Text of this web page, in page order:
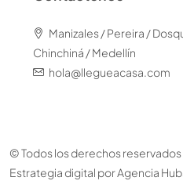
Manizales / Pereira /
Chinchiná / Medellín
hola@llegueacasa.com
© Todos los derechos reservados
Estrategia digital porAgencia